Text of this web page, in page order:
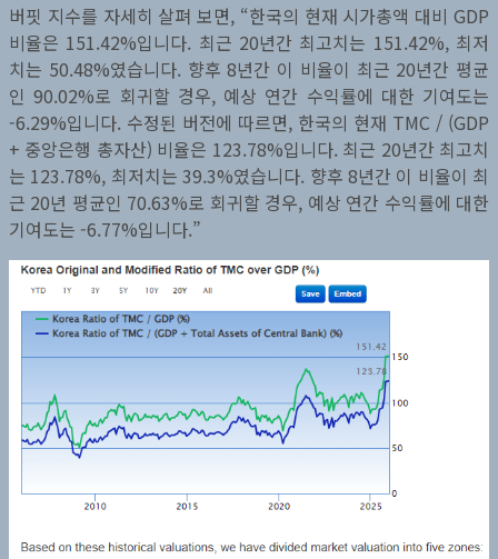
버핏 지수를 자세히 살펴 보면, “한국의 현재 시가총액 대비 GDP
비율은 151.42%입니다. 최근 20년간 최고치는 151.42%, 최저
치는 50.48%였습니다. 향후 8년간 이 비율이 최근 20년간 평균
인 90.02%로 회귀할 경우, 예상 연간 수익률에 대한 기여도는
-6.29%입니다. 수정된 버전에 따르면, 한국의 현재 TMC / (GDP
+ 중앙은행 총자산) 비율은 123.78%입니다. 최근 20년간 최고치
는 123.78%, 최저치는 39.3%였습니다. 향후 8년간 이 비율이 최
근 20년 평균인 70.63%로 회귀할 경우, 예상 연간 수익률에 대한
기여도는 -6.77%입니다.”